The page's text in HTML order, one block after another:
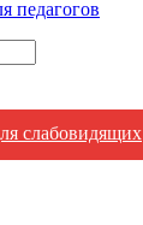
педагогов
слабовидящих